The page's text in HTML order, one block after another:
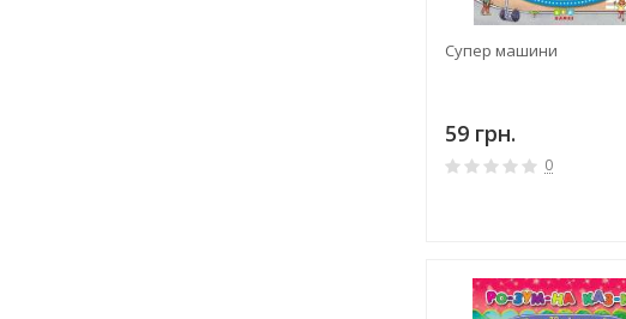
Супер машини
59 грн.
0